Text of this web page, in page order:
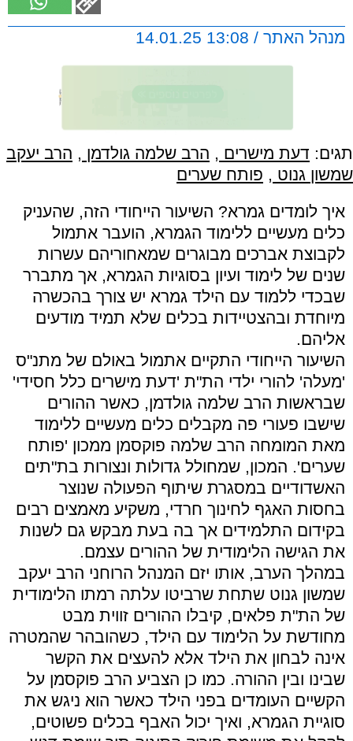
מנהל האתר / 13:08 14.01.25
תגים: דעת מישרים , הרב שלמה גולדמן , הרב יעקב
שמשון גנוט , פותח שערים
איך לומדים גמרא? השיעור הייחודי הזה, שהעניק
כלים מעשיים ללימוד הגמרא, הועבר אתמול
לקבוצת אברכים מבוגרים שמאחוריהם עשרות
שנים של לימוד ועיון בסוגיות הגמרא, אך מתברר
שבכדי ללמוד עם הילד גמרא יש צורך בהכשרה
מיוחדת ובהצטיידות בכלים שלא תמיד מודעים
אליהם.
השיעור הייחודי התקיים אתמול באולם של מתנ"ס
'מעלה' להורי ילדי הת"ת 'דעת מישרים כלל חסידי'
שבראשות הרב שלמה גולדמן, כאשר ההורים
שישבו פעורי פה מקבלים כלים מעשיים ללימוד
מאת המומחה הרב שלמה פוקסמן ממכון 'פותח
שערים'. המכון, שמחולל גדולות ונצורות בת"תים
האשדודיים במסגרת שיתוף הפעולה שנוצר
בחסות האגף לחינוך חרדי, משקיע מאמצים רבים
בקידום התלמידים אך בה בעת מבקש גם לשנות
את הגישה הלימודית של ההורים עצמם.
במהלך הערב, אותו יזם המנהל הרוחני הרב יעקב
שמשון גנוט שתחת שרביטו עלתה רמתו הלימודית
של הת"ת פלאים, קיבלו ההורים זווית מבט
מחודשת על הלימוד עם הילד, כשהובהר שהמטרה
אינה לבחון את הילד אלא להעצים את הקשר
שבינו ובין ההורה. כמו כן הצביע הרב פוקסמן על
הקשיים העומדים בפני הילד כאשר הוא ניגש את
סוגיית הגמרא, ואיך יכול האבף בכלים פשוטים,